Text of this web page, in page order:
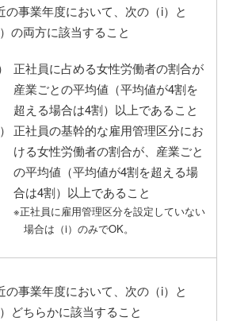
の事業年度において、次の（i）と
）の両方に該当すること
正社員に占める女性労働者の割合が
産業ごとの平均値（平均値が4割を
超える場合は4割）以上であること
正社員の基幹的な雇用管理区分にお
ける女性労働者の割合が、産業ごと
の平均値（平均値が4割を超える場
合は4割）以上であること
※正社員に雇用管理区分を設定していない
場合は（i）のみでOK。
の事業年度において、次の（i）と
）どちらかに該当すること